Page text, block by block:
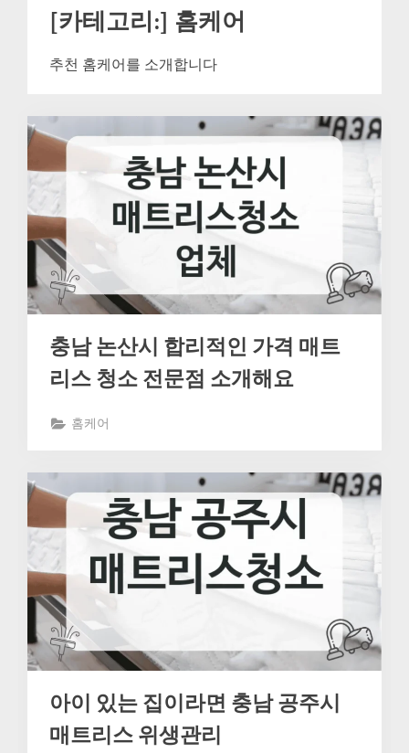
[카테고리:] 홈케어
추천 홈케어를 소개합니다
충남 논산시 합리적인 가격 매트
리스 청소 전문점 소개해요
홈케어
아이 있는 집이라면 충남 공주시
매트리스 위생관리